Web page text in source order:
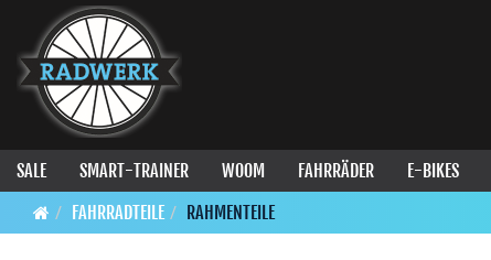
SALE SMART-TRAINER WOOM FAHRRÄDER E-BIKES
FAHRRADTEILE
RAHMENTEILE